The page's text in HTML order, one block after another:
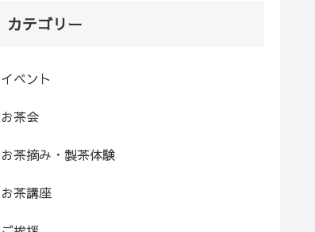
カテゴリー
イベント
お茶会
お茶摘み・製茶体験
お茶講座